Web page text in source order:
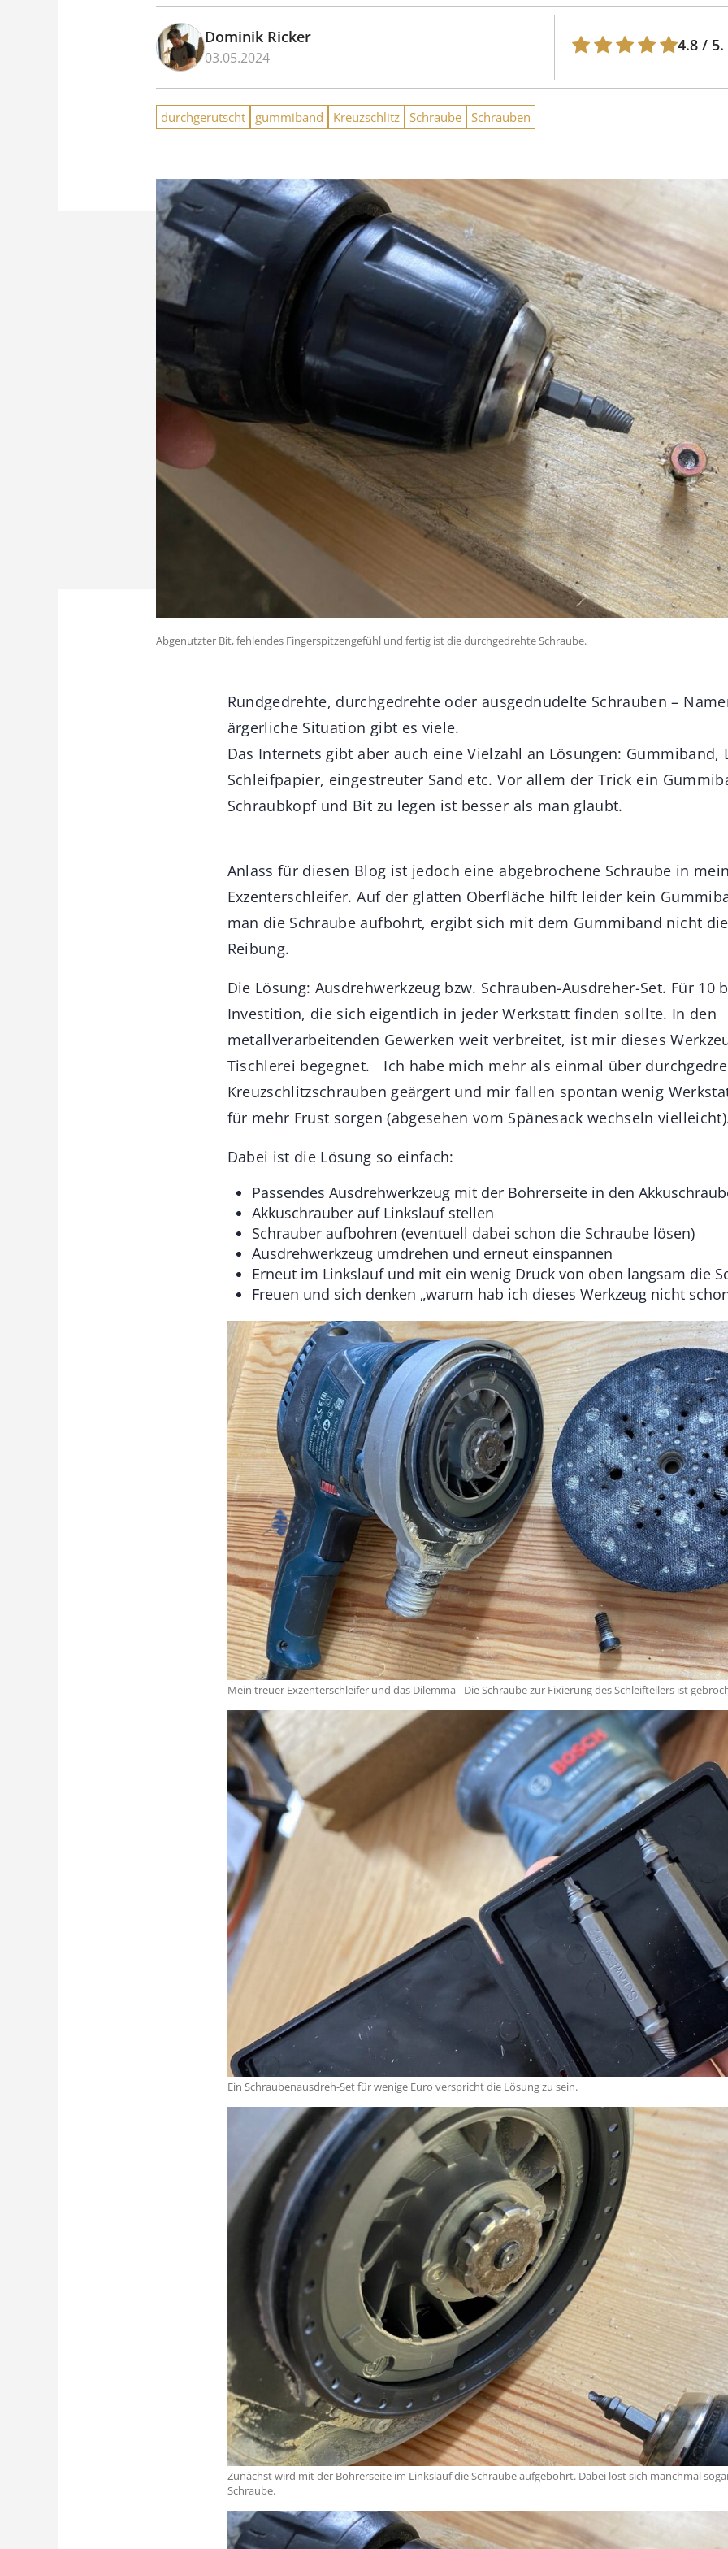
Dominik Ricker
03.05.2024
4.8 / 5.
durchgerutscht gummiband Kreuzschlitz Schraube Schrauben
Abgenutzter Bit, fehlendes Fingerspitzengefühl und fertig ist die durchgedrehte Schraube.
Rundgedrehte, durchgedrehte oder ausgednudelte Schrauben –
ärgerliche Situation gibt es viele.
Das Internets gibt aber auch eine Vielzahl an Lösungen: Gummiband,
Schleifpapier, eingestreuter Sand etc. Vor allem der Trick ein
Schraubkopf und Bit zu legen ist besser als man glaubt.
Anlass für diesen Blog ist jedoch eine abgebrochene Schraube in
Exzenterschleifer. Auf der glatten Oberfläche hilft leider kein
man die Schraube aufbohrt, ergibt sich mit dem Gummiband nicht
Reibung.
Die Lösung: Ausdrehwerkzeug bzw. Schrauben-Ausdreher-Set. Für 10
Investition, die sich eigentlich in jeder Werkstatt finden sollte. In den
metallverarbeitenden Gewerken weit verbreitet, ist mir dieses
Tischlerei begegnet. Ich habe mich mehr als einmal über
Kreuzschlitzschrauben geärgert und mir fallen spontan wenig
für mehr Frust sorgen (abgesehen vom Spänesack wechseln
Dabei ist die Lösung so einfach:
Passendes Ausdrehwerkzeug mit der Bohrerseite in den
Akkuschrauber auf Linkslauf stellen
Schrauber aufbohren (eventuell dabei schon die Schraube lösen)
Ausdrehwerkzeug umdrehen und erneut einspannen
Erneut im Linkslauf und mit ein wenig Druck von oben langsam die
Freuen und sich denken „warum hab ich dieses Werkzeug nicht
Mein treuer Exzenterschleifer und das Dilemma - Die Schraube zur Fixierung des Schleiftellers ist
Ein Schraubenausdreh-Set für wenige Euro verspricht die Lösung zu sein.
Zunächst wird mit der Bohrerseite im Linkslauf die Schraube aufgebohrt. Dabei löst sich manchmal
Schraube.